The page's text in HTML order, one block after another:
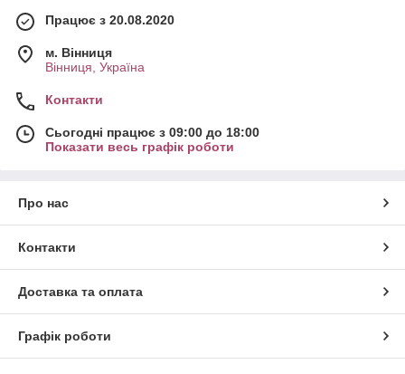
Працює з 20.08.2020
м. Вінниця
Вінниця, Україна
Контакти
Сьогодні працює з 09:00 до 18:00
Показати весь графік роботи
Про нас
Контакти
Доставка та оплата
Графік роботи